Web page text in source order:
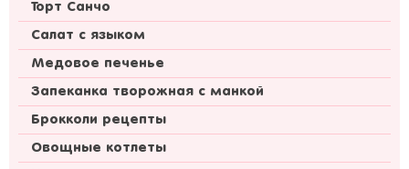
Торт Санчо
Салат с языком
Медовое печенье
Запеканка творожная с манкой
Брокколи рецепты
Овощные котлеты